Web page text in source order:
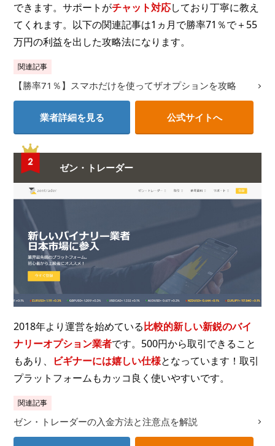
できます。サポートがチャット対応しており丁寧に教え
てくれます。以下の関連記事は1ヵ月で勝率71％で＋55
万円の利益を出した攻略法になります。
関連記事
【勝率71％】スマホだけを使ってザオプションを攻略
業者詳細を見る 公式サイトへ
ゼン・トレーダー
2018年より運営を始めている比較的新しい新鋭のバイ
ナリーオプション業者です。500円から取引できること
もあり、
ビギナーには嬉しい仕様となっています！取引
プラットフォームもカッコ良く使いやすいです。
関連記事
ゼン・トレーダーの入金方法と注意点を解説